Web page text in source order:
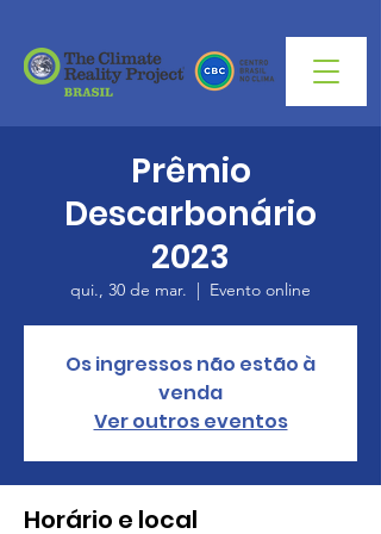
Prêmio
Descarbonário
2023
qui., 30 de mar.
  |
Evento online
Os ingressos não estão à
venda
Ver outros eventos
Horário e local